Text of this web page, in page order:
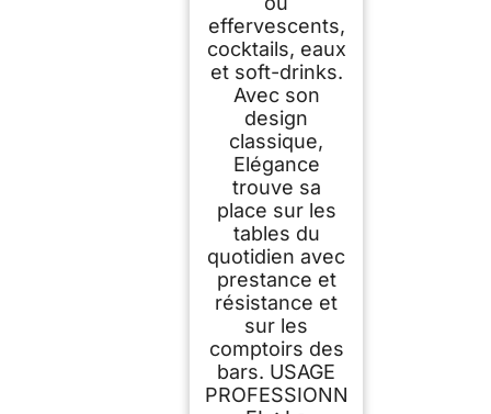
effervescents,
cocktails, eaux
et soft-drinks.
Avec son
design
classique,
Elégance
trouve sa
place sur les
tables du
quotidien avec
prestance et
résistance et
sur les
comptoirs des
bars. USAGE
PROFESSIONN